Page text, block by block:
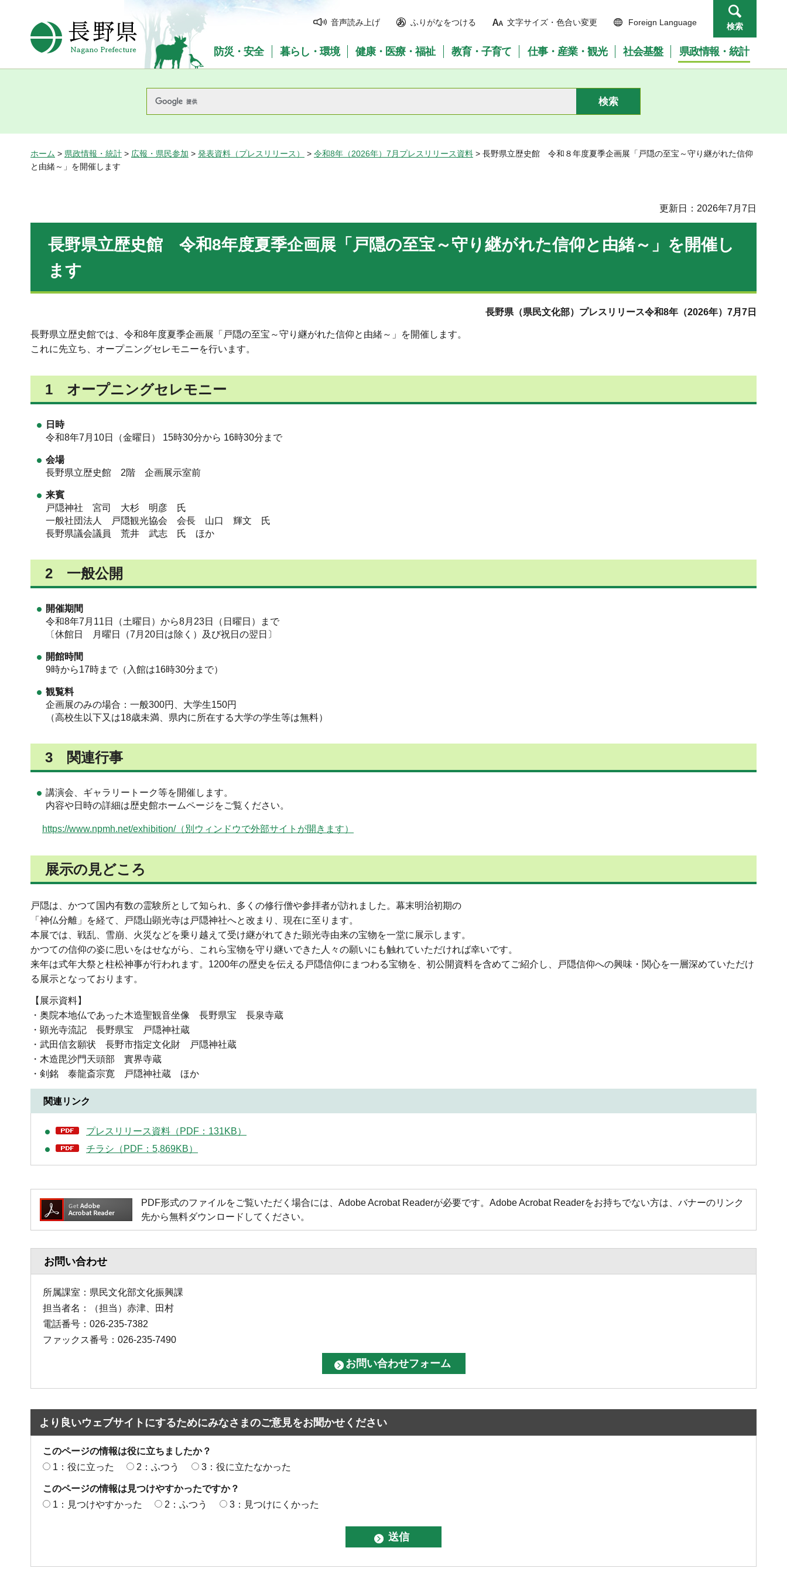
長野県Nagano Prefecture
音声読み上げ ふりがなをつける 文字サイズ・色合い変更 Foreign Language 検索
防災・安全 暮らし・環境 健康・医療・福祉 教育・子育て 仕事・産業・観光 社会基盤 県政情報・統計
ホーム > 県政情報・統計 > 広報・県民参加 > 発表資料（プレスリリース） > 令和8年（2026年）7月プレスリリース資料 > 長野県立歴史館 令和８年度夏季企画展「戸隠の至宝～守り継がれた信仰
と由緒～」を開催します
更新日：2026年7月7日
長野県立歴史館 令和8年度夏季企画展「戸隠の至宝～守り継がれた信仰と由緒～」を開催し
ます
長野県（県民文化部）プレスリリース令和8年（2026年）7月7日
長野県立歴史館では、令和8年度夏季企画展「戸隠の至宝～守り継がれた信仰と由緒～」を開催します。
これに先立ち、オープニングセレモニーを行います。
1 オープニングセレモニー
日時
令和8年7月10日（金曜日） 15時30分から 16時30分まで
会場
長野県立歴史館 2階 企画展示室前
来賓
戸隠神社 宮司 大杉 明彦 氏
一般社団法人 戸隠観光協会 会長 山口 輝文 氏
長野県議会議員 荒井 武志 氏 ほか
2 一般公開
開催期間
令和8年7月11日（土曜日）から8月23日（日曜日）まで
〔休館日 月曜日（7月20日は除く）及び祝日の翌日〕
開館時間
9時から17時まで（入館は16時30分まで）
観覧料
企画展のみの場合：一般300円、大学生150円
（高校生以下又は18歳未満、県内に所在する大学の学生等は無料）
3 関連行事
講演会、ギャラリートーク等を開催します。
内容や日時の詳細は歴史館ホームページをご覧ください。
https://www.npmh.net/exhibition/（別ウィンドウで外部サイトが開きます）
展示の見どころ
戸隠は、かつて国内有数の霊験所として知られ、多くの修行僧や参拝者が訪れました。幕末明治初期の
「神仏分離」を経て、戸隠山顕光寺は戸隠神社へと改まり、現在に至ります。
本展では、戦乱、雪崩、火災などを乗り越えて受け継がれてきた顕光寺由来の宝物を一堂に展示します。
かつての信仰の姿に思いをはせながら、これら宝物を守り継いできた人々の願いにも触れていただければ幸いです。
来年は式年大祭と柱松神事が行われます。1200年の歴史を伝える戸隠信仰にまつわる宝物を、初公開資料を含めてご紹介し、戸隠信仰への興味・関心を一層深めていただけ
る展示となっております。
【展示資料】
・奥院本地仏であった木造聖観音坐像 長野県宝 長泉寺蔵
・顕光寺流記 長野県宝 戸隠神社蔵
・武田信玄願状 長野市指定文化財 戸隠神社蔵
・木造毘沙門天頭部 實界寺蔵
・剣銘 泰龍斎宗寛 戸隠神社蔵 ほか
関連リンク
プレスリリース資料（PDF：131KB）
チラシ（PDF：5,869KB）
PDF形式のファイルをご覧いただく場合には、Adobe Acrobat Readerが必要です。Adobe Acrobat Readerをお持ちでない方は、バナーのリンク
先から無料ダウンロードしてください。
お問い合わせ
所属課室：県民文化部文化振興課
担当者名：（担当）赤津、田村
電話番号：026-235-7382
ファックス番号：026-235-7490
より良いウェブサイトにするためにみなさまのご意見をお聞かせください
このページの情報は役に立ちましたか？
1：役に立った
2：ふつう 3：役に立たなかった
このページの情報は見つけやすかったですか？
1：見つけやすかった
2：ふつう 3：見つけにくかった